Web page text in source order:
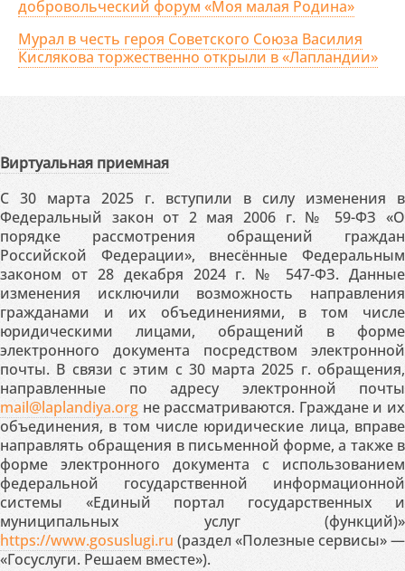
добровольческий форум «Моя малая Родина»
Мурал в честь героя Советского Союза Василия
Кислякова торжественно открыли в «Лапландии»
Виртуальная приемная
С 30 марта 2025 г. вступили в силу изменения в
Федеральный закон от 2 мая 2006 г. № 59-ФЗ «О
порядке рассмотрения обращений граждан
Российской Федерации», внесённые Федеральным
законом от 28 декабря 2024 г. № 547-ФЗ. Данные
изменения исключили возможность направления
гражданами и их объединениями, в том числе
юридическими лицами, обращений в форме
электронного документа посредством электронной
почты. В связи с этим с 30 марта 2025 г. обращения,
направленные по адресу электронной почты
mail@laplandiya.org не рассматриваются. Граждане и их
объединения, в том числе юридические лица, вправе
направлять обращения в письменной форме, а также в
форме электронного документа с использованием
федеральной государственной информационной
системы «Единый портал государственных и
муниципальных услуг (функций)»
https://www.gosuslugi.ru (раздел «Полезные сервисы» —
«Госуслуги. Решаем вместе»).